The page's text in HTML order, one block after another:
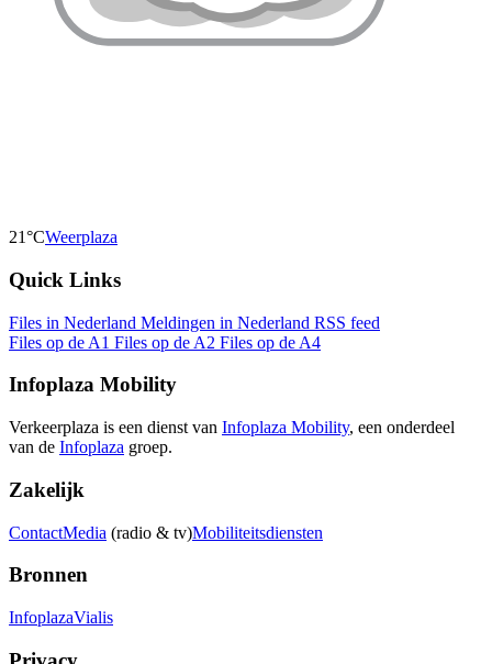
21°CWeerplaza
Quick Links
Files in Nederland Meldingen in Nederland RSS feed
Files op de A1 Files op de A2 Files op de A4
Infoplaza Mobility
Verkeerplaza is een dienst van Infoplaza Mobility, een onderdeel
van de Infoplaza groep.
Zakelijk
ContactMedia (radio & tv)Mobiliteitsdiensten
Bronnen
InfoplazaVialis